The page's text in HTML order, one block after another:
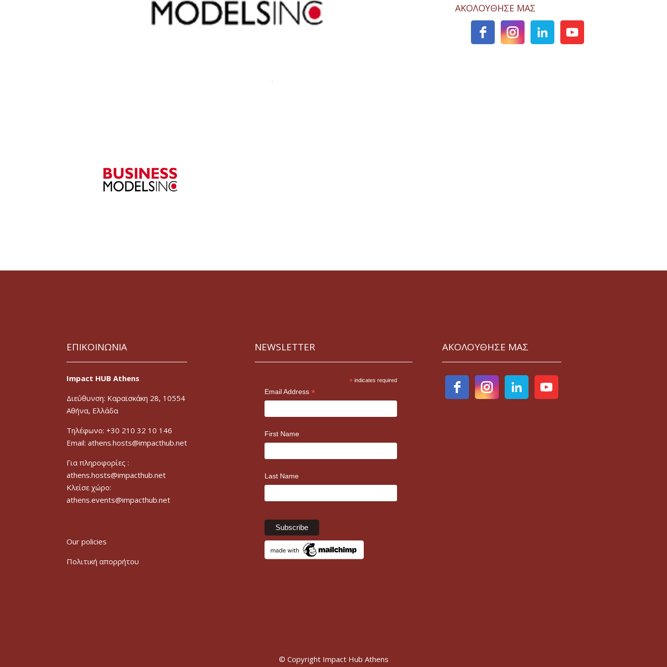
ΑΚΟΛΟΥΘΗΣΕ ΜΑΣ
ΕΠΙΚΟΙΝΩΝΙΑ
Impact HUB Athens
Διεύθυνση: Καραϊσκάκη 28, 10554
Αθήνα, Ελλάδα
Τηλέφωνο: +30 210 32 10 146
Email: athens.hosts@impacthub.net
Για πληροφορίες :
athens.hosts@impacthub.net
Κλείσε χώρο:
athens.events@impacthub.net
Our policies
Πολιτική απορρήτου
NEWSLETTER
* indicates required
Email Address *
First Name
Last Name
ΑΚΟΛΟΥΘΗΣΕ ΜΑΣ
© Copyright Impact Hub Athens